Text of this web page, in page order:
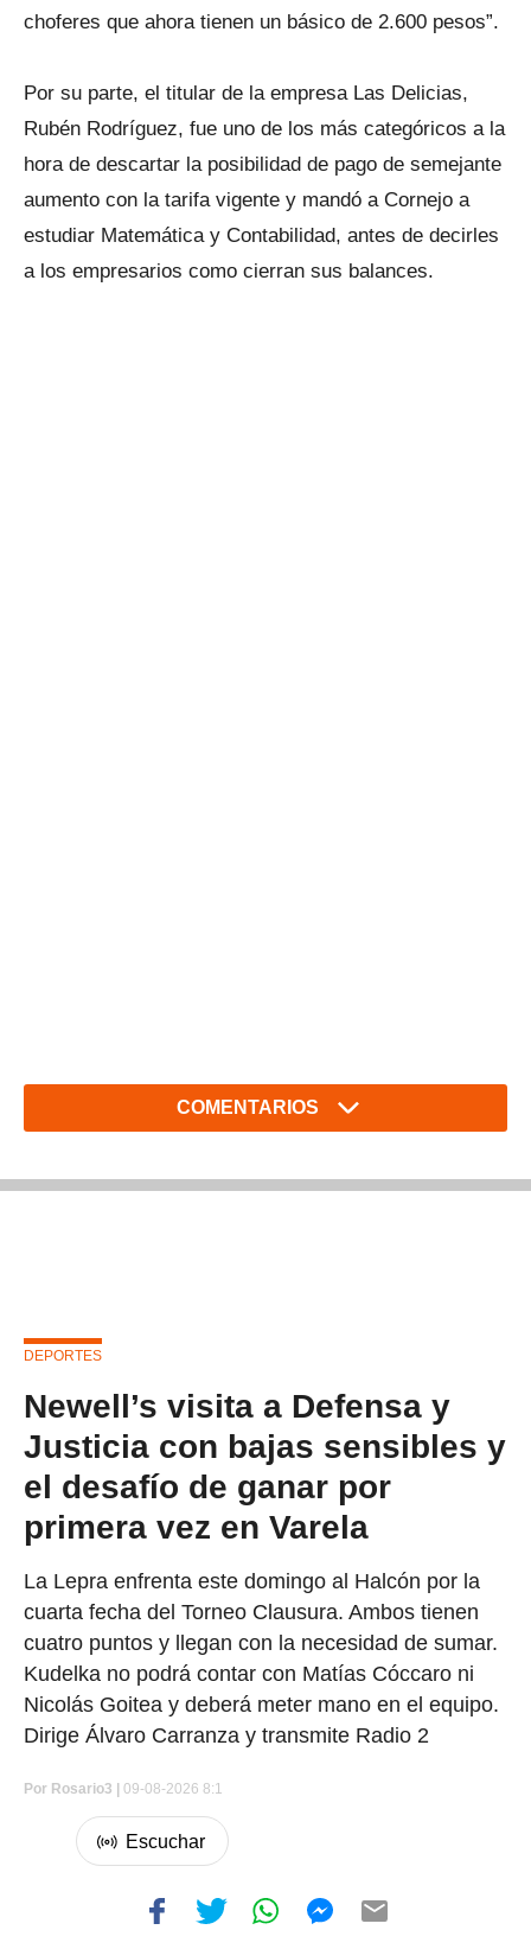
choferes que ahora tienen un básico de 2.600 pesos”.
Por su parte, el titular de la empresa Las Delicias,
Rubén Rodríguez, fue uno de los más categóricos a la
hora de descartar la posibilidad de pago de semejante
aumento con la tarifa vigente y mandó a Cornejo a
estudiar Matemática y Contabilidad, antes de decirles
a los empresarios como cierran sus balances.
COMENTARIOS